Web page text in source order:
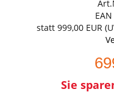
statt 999,00 EUR (
Sie